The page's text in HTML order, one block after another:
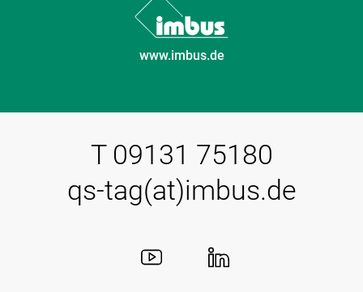
T 09131 75180
qs-tag(at)imbus.de
www.imbus.de